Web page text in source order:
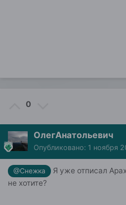
0
ОлегАнатольевич
Опубликовано: 1 ноября
@Снежка
Я уже отписал
не хотите?